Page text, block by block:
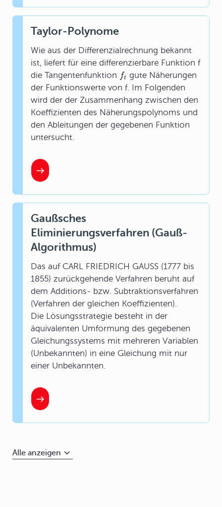
Taylor-Polynome
Wie aus der Differenzialrechnung bekannt
ist, liefert für eine differenzierbare Funktion f
die Tangentenfunktion ft gute Näherungen
der Funktionswerte von f. Im Folgenden
wird der der Zusammenhang zwischen den
Koeffizienten des Näherungspolynoms und
den Ableitungen der gegebenen Funktion
untersucht.
Gaußsches
Eliminierungsverfahren (Gauß-
Algorithmus)
Das auf CARL FRIEDRICH GAUSS (1777 bis
1855) zurückgehende Verfahren beruht auf
dem Additions- bzw. Subtraktionsverfahren
(Verfahren der gleichen Koeffizienten).
Die Lösungsstrategie besteht in der
äquivalenten Umformung des gegebenen
Gleichungssystems mit mehreren Variablen
(Unbekannten) in eine Gleichung mit nur
einer Unbekannten.
Alle anzeigen